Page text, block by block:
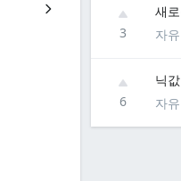
3
새
자유
6
닉
자유